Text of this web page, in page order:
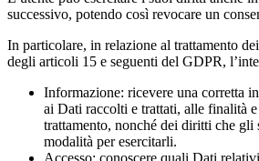
successivo, potendo così revocare un
In particolare, in relazione al trattamento
degli articoli 15 e seguenti del GDPR,
Informazione: ricevere una corretta
ai Dati raccolti e trattati, alle finalità
trattamento, nonché dei diritti che gli
modalità per esercitarli.